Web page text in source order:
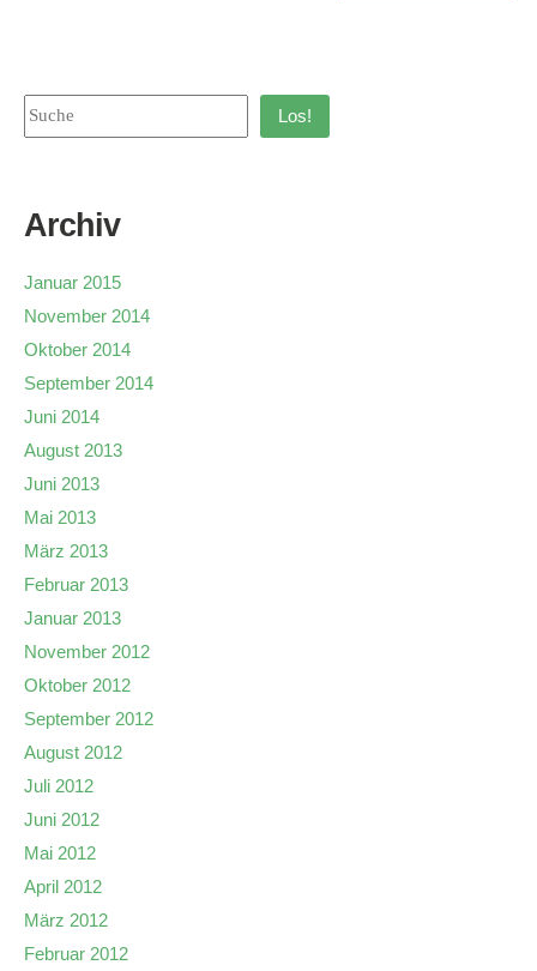
Los!
Archiv
Januar 2015
November 2014
Oktober 2014
September 2014
Juni 2014
August 2013
Juni 2013
Mai 2013
März 2013
Februar 2013
Januar 2013
November 2012
Oktober 2012
September 2012
August 2012
Juli 2012
Juni 2012
Mai 2012
April 2012
März 2012
Februar 2012